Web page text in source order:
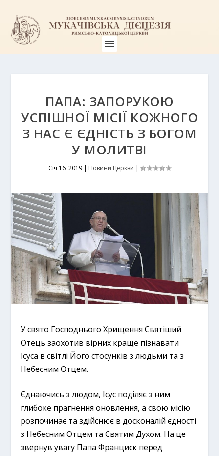
ПАПА: ЗАПОРУКОЮ
УСПІШНОЇ МІСІЇ КОЖНОГО
З НАС Є ЄДНІСТЬ З БОГОМ
У МОЛИТВІ
Січ 16, 2019 | Новини Церкви |
У свято Господнього Хрищення Святіший
Отець заохотив вірних краще пізнавати
Ісуса в світлі Його стосунків з людьми та з
Небесним Отцем.
Єднаючись з людом, Ісус поділяє з ним
глибоке прагнення оновлення, а свою місію
розпочинає та здійснює в досконалій єдності
з Небесним Отцем та Святим Духом. На це
звернув увагу Папа Франциск перед